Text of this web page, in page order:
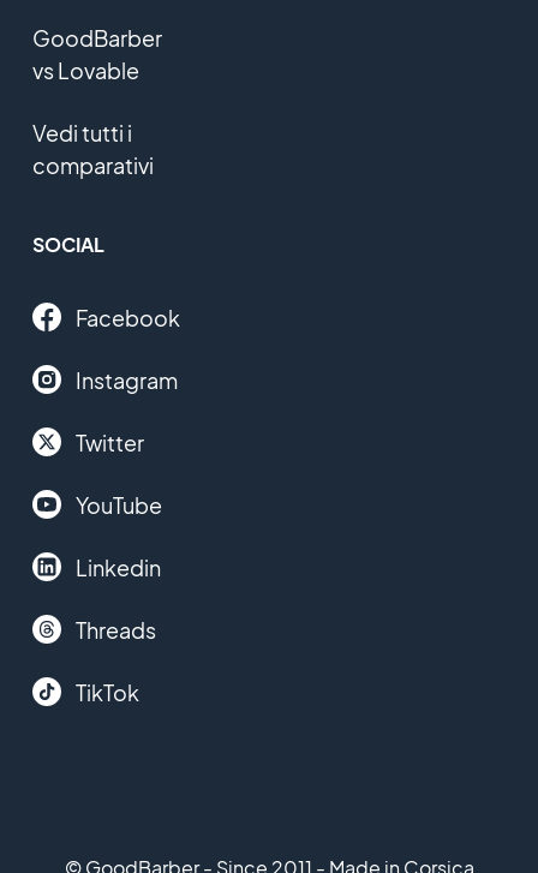
GoodBarber
vs Lovable
Vedi tutti i
comparativi
SOCIAL
Facebook
Instagram
Twitter
YouTube
Linkedin
Threads
TikTok
© GoodBarber - Since 2011 - Made in Corsica